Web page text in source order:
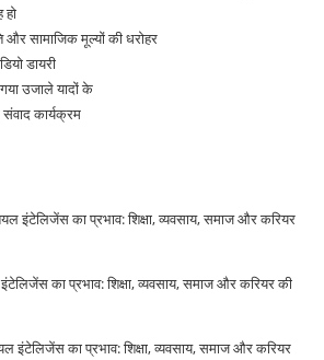
हो
और सामाजिक मूल्यों की धरोहर
डायरी
उजाले यादों के
कार्यक्रम
इंटेलिजेंस का प्रभाव: शिक्षा, व्यवसाय, समाज और करियर
का प्रभाव: शिक्षा, व्यवसाय, समाज और करियर की
इंटेलिजेंस का प्रभाव: शिक्षा, व्यवसाय, समाज और करियर